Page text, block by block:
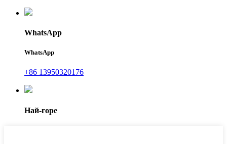
WhatsApp
WhatsApp
+86 13950320176
Най-горе